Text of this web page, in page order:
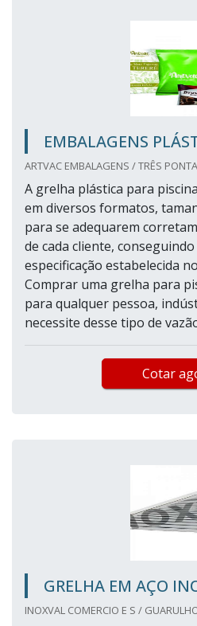
EMBALAGENS
ARTVAC EMBALAGENS / TRÊS
A grelha plástica para
em diversos formatos,
para se adequarem
de cada cliente,
especificação estabelecida
Comprar uma grelha para
para qualquer pessoa,
necessite desse tipo de
Cotar
GRELHA EM AÇO
INOXVAL COMERCIO E S /